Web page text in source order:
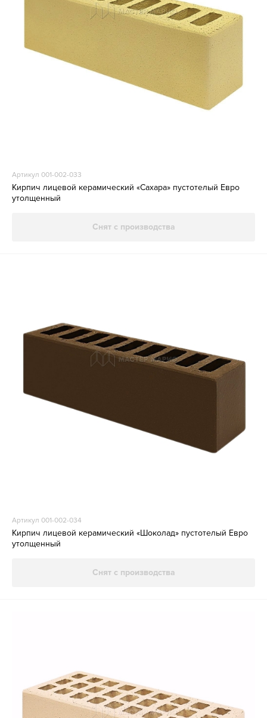
Артикул 001-002-033
Кирпич лицевой керамический «Сахара» пустотелый Евро
утолщенный
Снят с производства
Артикул 001-002-034
Кирпич лицевой керамический «Шоколад» пустотелый Евро
утолщенный
Снят с производства